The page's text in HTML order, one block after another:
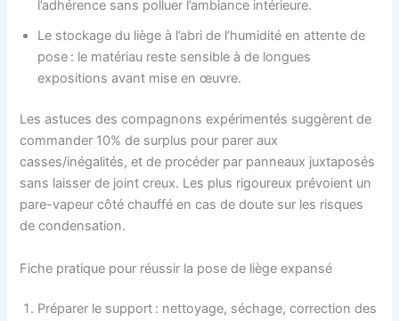
l’adhérence sans polluer l’ambiance intérieure.
Le stockage du liège à l’abri de l’humidité en attente de
pose : le matériau reste sensible à de longues
expositions avant mise en œuvre.
Les astuces des compagnons expérimentés suggèrent de
commander 10% de surplus pour parer aux
casses/inégalités, et de procéder par panneaux juxtaposés
sans laisser de joint creux. Les plus rigoureux prévoient un
pare-vapeur côté chauffé en cas de doute sur les risques
de condensation.
Fiche pratique pour réussir la pose de liège expansé
Préparer le support : nettoyage, séchage, correction des